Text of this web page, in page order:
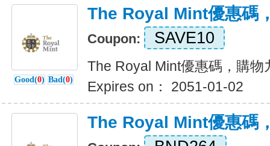
Good(0) Bad(0)
The Royal Mint優惠碼
Coupon: SAVE10
The Royal Mint優惠碼，購物
Expires on： 2051-01-02
The Royal Mint優惠碼